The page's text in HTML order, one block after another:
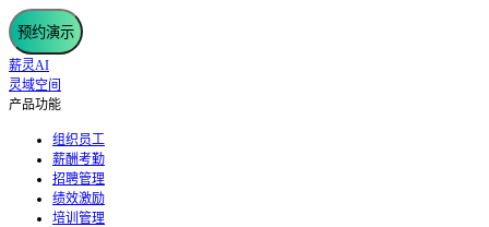
预约演示
薪灵AI
灵域空间
产品功能
组织员工
薪酬考勤
招聘管理
绩效激励
培训管理